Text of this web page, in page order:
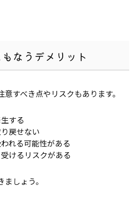
なうデメリット
すべき点やリスクもあります。
する
戻せない
れる可能性がある
けるリスクがある
しょう。